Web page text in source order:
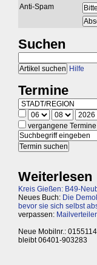
Anti-Spam
Suchen
Hilfe
Termine
vergangene
Weiterlesen
Kreis Gießen: B49-
Neues Buch: Die
bevor sie sich selbst
verpassen:
Neue Mobilnr.:
bleibt 06401-903283